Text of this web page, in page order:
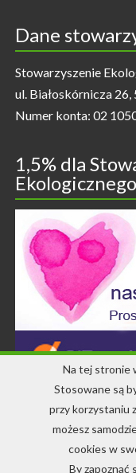
Dane
Stowarzyszenie
ul. Białoskórnicza
Numer konta: 02
1,5% dla
Kontakt
Na tej stronie
Stosowane są
przy korzystaniu
możesz
cookies w
By zapoznać